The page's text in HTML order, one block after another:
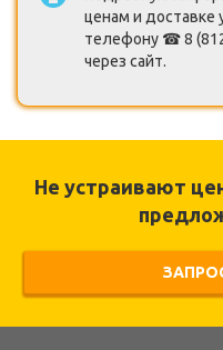
ценам и доставке
телефону ☎ 8
через сайт.
Не устраивают